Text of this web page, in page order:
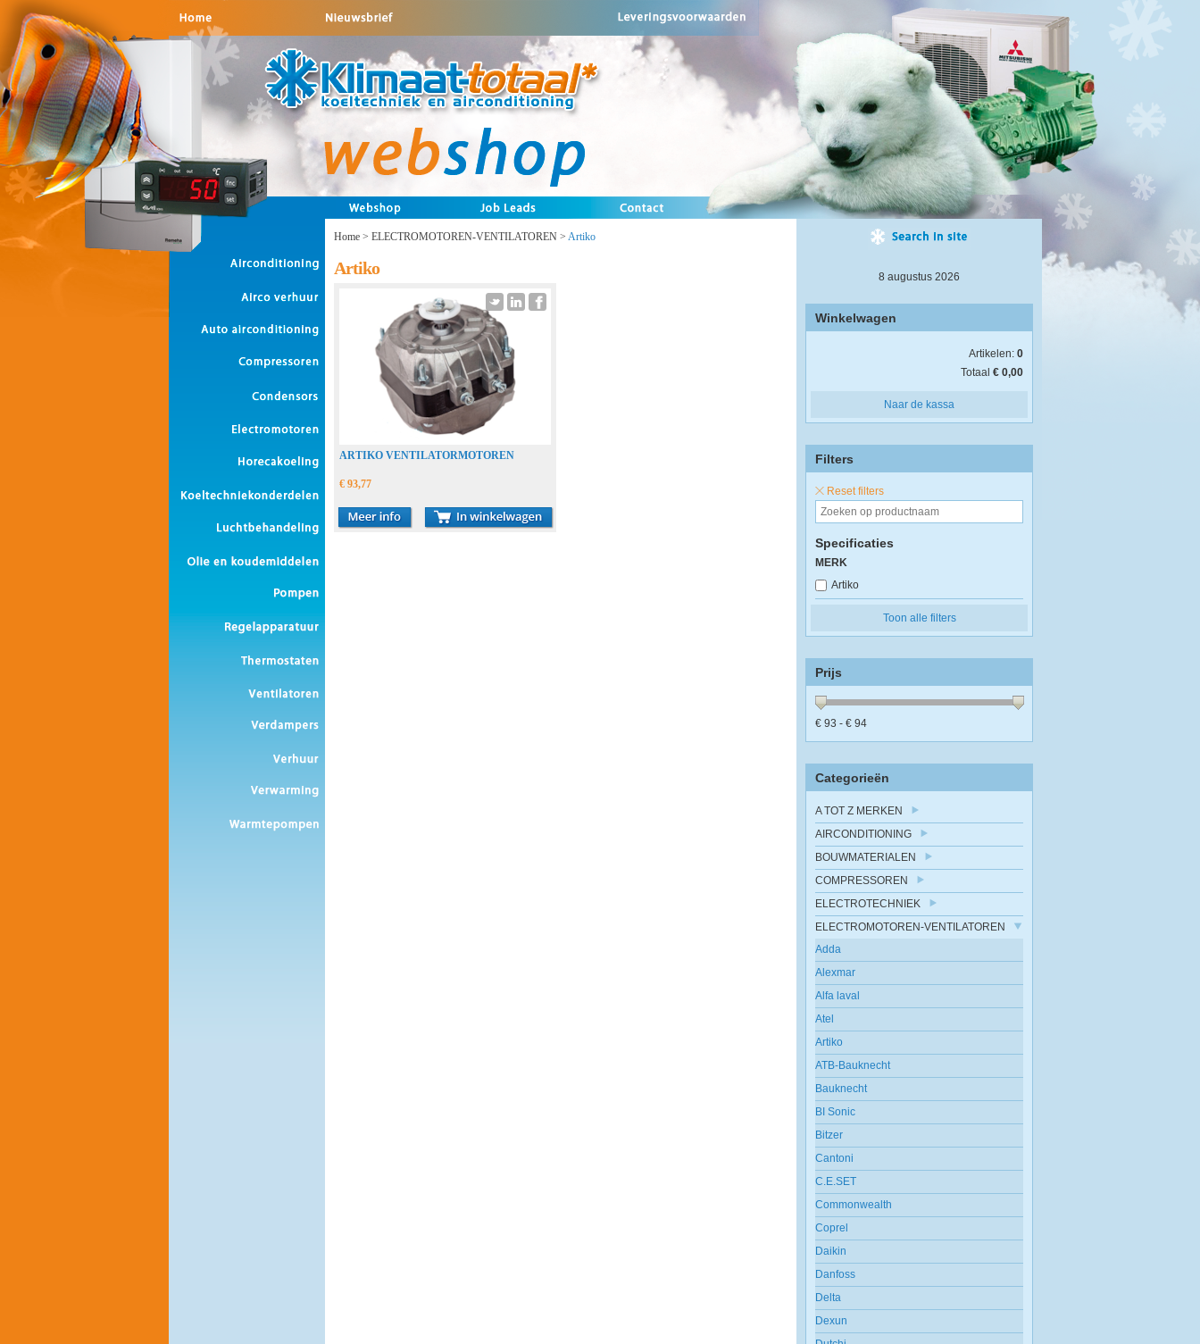
Home > ELECTROMOTOREN-VENTILATOREN > Artiko
Artiko
ARTIKO VENTILATORMOTOREN
€ 93,77
8 augustus 2026
Winkelwagen
Artikelen: 0
Totaal € 0,00
Naar de kassa
Filters
Reset filters
Specificaties
MERK
Artiko
Toon alle filters
Prijs
€ 93 - € 94
Categorieën
A TOT Z MERKEN
AIRCONDITIONING
BOUWMATERIALEN
COMPRESSOREN
ELECTROTECHNIEK
ELECTROMOTOREN-VENTILATOREN
Adda
Alexmar
Alfa laval
Atel
Artiko
ATB-Bauknecht
Bauknecht
BI Sonic
Bitzer
Cantoni
C.E.SET
Commonwealth
Coprel
Daikin
Danfoss
Delta
Dexun